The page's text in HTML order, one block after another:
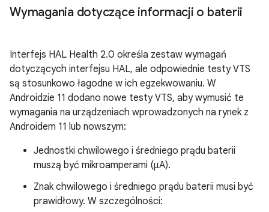
Wymagania dotyczące informacji o baterii
Interfejs HAL Health 2.0 określa zestaw wymagań
dotyczących interfejsu HAL, ale odpowiednie testy VTS
są stosunkowo łagodne w ich egzekwowaniu. W
Androidzie 11 dodano nowe testy VTS, aby wymusić te
wymagania na urządzeniach wprowadzonych na rynek z
Androidem 11 lub nowszym:
Jednostki chwilowego i średniego prądu baterii
muszą być mikroamperami (μA).
Znak chwilowego i średniego prądu baterii musi być
prawidłowy. W szczególności: